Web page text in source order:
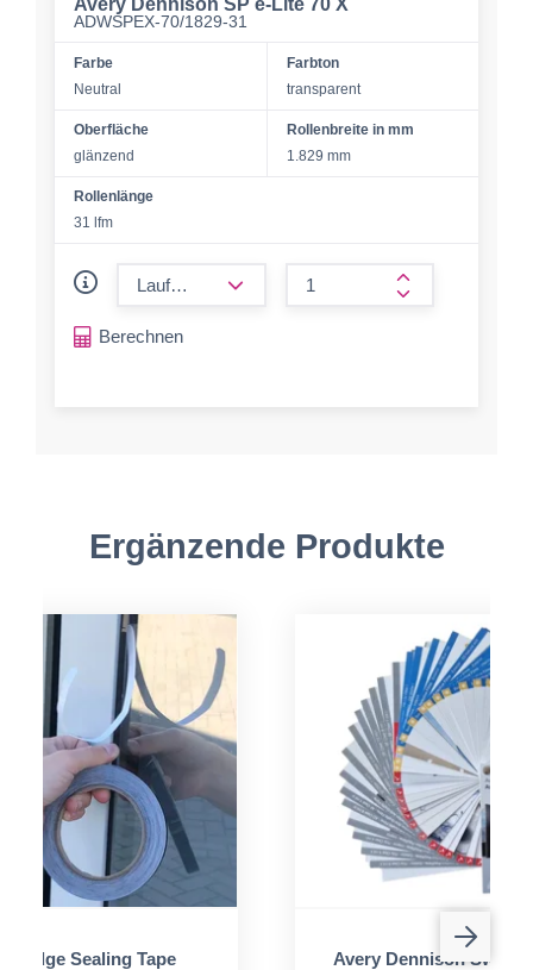
Avery Dennison SP e-Lite 70 X
ADWSPEX-70/1829-31
Farbe
Neutral
Farbton
transparent
Oberfläche
glänzend
Rollenbreite in mm
1.829 mm
Rollenlänge
31 lfm
form.increase-
Berechnen
Ergänzende Produkte
Edge Sealing Tape
Avery Dennison